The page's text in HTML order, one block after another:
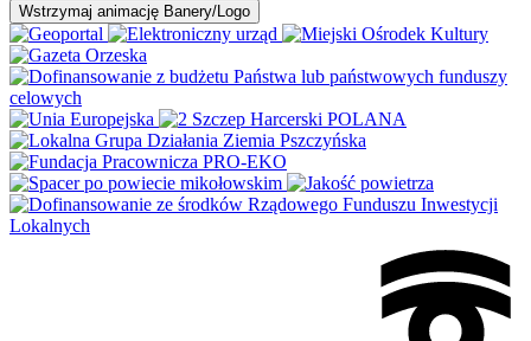
Wstrzymaj animację Banery/Logo